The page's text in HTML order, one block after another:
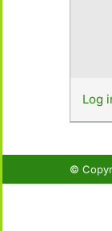
Log
©